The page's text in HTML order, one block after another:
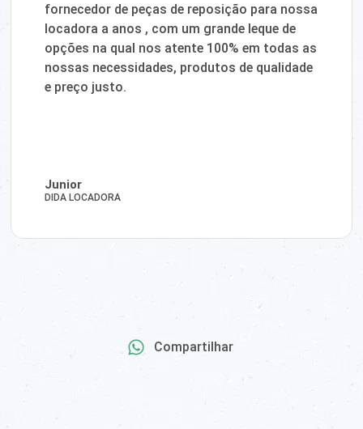
fornecedor de peças de reposição para nossa
locadora a anos , com um grande leque de
opções na qual nos atente 100% em todas as
nossas necessidades, produtos de qualidade
e preço justo.
Junior
DIDA LOCADORA
Compartilhar